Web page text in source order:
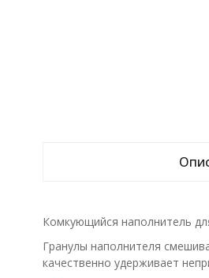
Комкующийся наполнитель
Гранулы наполнителя
качественно удерживает